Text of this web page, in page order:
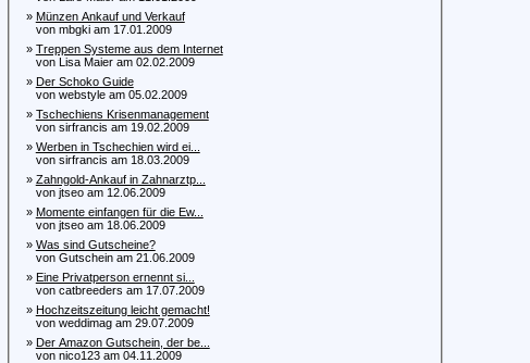
» Münzen Ankauf und Verkauf
von mbgki am 17.01.2009
» Treppen Systeme aus dem Internet
von Lisa Maier am 02.02.2009
» Der Schoko Guide
von webstyle am 05.02.2009
» Tschechiens Krisenmanagement
von sirfrancis am 19.02.2009
» Werben in Tschechien wird ei...
von sirfrancis am 18.03.2009
» Zahngold-Ankauf in Zahnarztp...
von jtseo am 12.06.2009
» Momente einfangen für die Ew...
von jtseo am 18.06.2009
» Was sind Gutscheine?
von Gutschein am 21.06.2009
» Eine Privatperson ernennt si...
von catbreeders am 17.07.2009
» Hochzeitszeitung leicht gemacht!
von weddimag am 29.07.2009
» Der Amazon Gutschein, der be...
von nico123 am 04.11.2009